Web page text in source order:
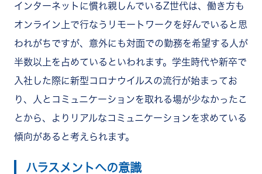
インターネットに慣れ親しんでいるZ世代は、働き方も
オンライン上で行なうリモートワークを好んでいると思
われがちですが、意外にも対面での勤務を希望する人が
半数以上を占めているといわれます。学生時代や新卒で
入社した際に新型コロナウイルスの流行が始まってお
り、人とコミュニケーションを取れる場が少なかったこ
とから、よりリアルなコミュニケーションを求めている
傾向があると考えられます。
ハラスメントへの意識